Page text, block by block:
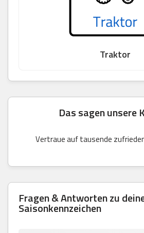
Traktor
Das sagen unsere
Vertraue auf tausende
Fragen & Antworten zu
Saisonkennzeichen